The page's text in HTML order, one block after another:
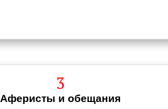
3
Аферисты и обещания